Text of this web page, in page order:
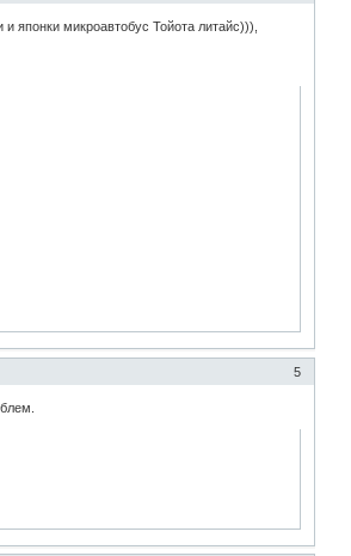
японки микроавтобус Тойота литайс))),
5